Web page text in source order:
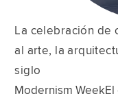
La celebración de
al arte, la
siglo
Modernism